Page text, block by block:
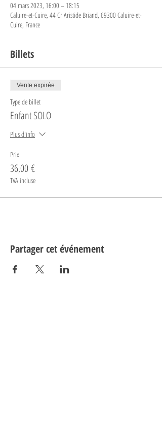
04 mars 2023, 16:00 – 18:15
Caluire-et-Cuire, 44 Cr Aristide Briand, 69300 Caluire-et-
Cuire, France
Billets
Vente expirée
Type de billet
Enfant SOLO
Plus d'info
Prix
36,00 €
TVA incluse
Partager cet événement